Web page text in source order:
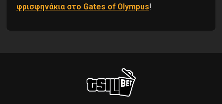
φρισφηνάκια στο Gates of Olympus!